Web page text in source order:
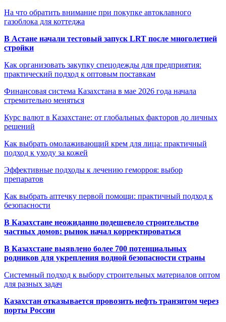
На что обратить внимание при покупке автоклавного
газоблока для коттеджа
В Астане начали тестовый запуск LRT после многолетней
стройки
Как организовать закупку спецодежды для предприятия:
практический подход к оптовым поставкам
Финансовая система Казахстана в мае 2026 года начала
стремительно меняться
Курс валют в Казахстане: от глобальных факторов до личных
решений
Как выбрать омолаживающий крем для лица: практичный
подход к уходу за кожей
Эффективные подходы к лечению геморроя: выбор
препаратов
Как выбрать аптечку первой помощи: практичный подход к
безопасности
В Казахстане неожиданно подешевело строительство
частных домов: рынок начал корректироваться
В Казахстане выявлено более 700 потенциальных
родников для укрепления водной безопасности страны
Системный подход к выбору строительных материалов оптом
для разных задач
Казахстан отказывается провозить нефть транзитом через
порты России